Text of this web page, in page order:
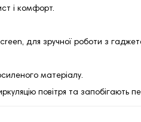
і комфорт.
для зручної роботи з
матеріалу.
повітря та запобігають